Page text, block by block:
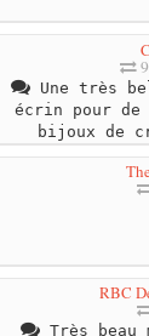
Une très
écrin pour de
bijoux de
RBC
Très beau